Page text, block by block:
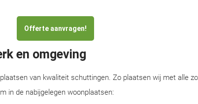
Offerte aanvragen!
en omgeving
van kwaliteit schuttingen. Zo plaatsen wij met alle
in de nabijgelegen woonplaatsen: